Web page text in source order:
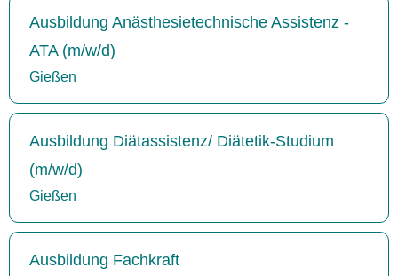
Ausbildung Anästhesietechnische Assistenz -
ATA (m/w/d)
Gießen
Ausbildung Diätassistenz/ Diätetik-Studium
(m/w/d)
Gießen
Ausbildung Fachkraft